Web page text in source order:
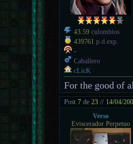
43.59 culombios
439761 p.d.exp.
-
Caballero
cLicK
For the good of
Post 7 de 23 // 14/04/
Verso
Eviscerador Perpetuo